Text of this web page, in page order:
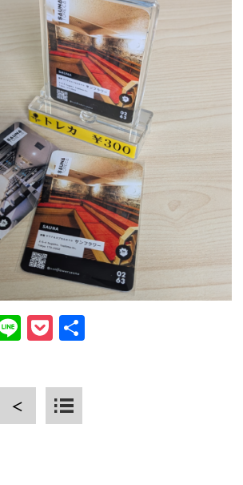
ご利用案内
クセス
宿泊予約
ニュース＆ブログ
LinePocket
＜